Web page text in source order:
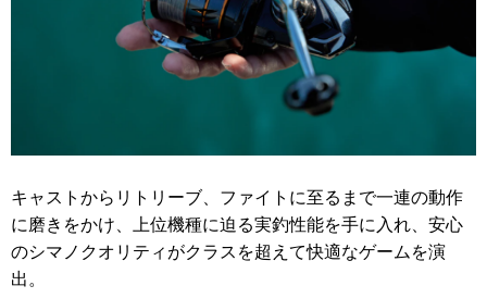
キャストからリトリーブ、ファイトに至るまで一連の動作
に磨きをかけ、上位機種に迫る実釣性能を手に入れ、安心
のシマノクオリティがクラスを超えて快適なゲームを演
出。